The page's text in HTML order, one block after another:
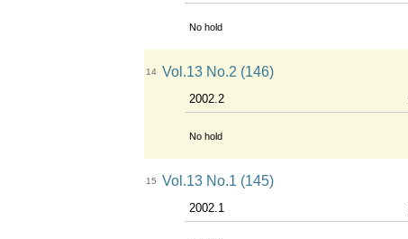
No hold
14 Vol.13 No.2 (146)
2002.2
No hold
15 Vol.13 No.1 (145)
2002.1